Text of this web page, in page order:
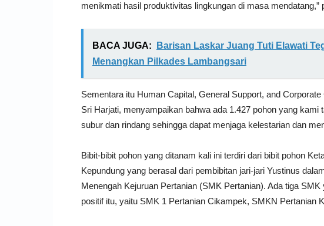
menikmati hasil produktivitas lingkungan di masa mendatang,”
BACA JUGA:
Barisan Laskar Juang Tuti Elawati
Menangkan Pilkades Lambangsari
Sementara itu Human Capital, General Support, and
Sri Harjati, menyampaikan bahwa ada 1.427 pohon yang kami
subur dan rindang sehingga dapat menjaga kelestarian dan
Bibit-bibit pohon yang ditanam kali ini terdiri dari bibit pohon
Kepundung yang berasal dari pembibitan jari-jari Yustinus
Menengah Kejuruan Pertanian (SMK Pertanian). Ada tiga
positif itu, yaitu SMK 1 Pertanian Cikampek, SMKN Pertanian